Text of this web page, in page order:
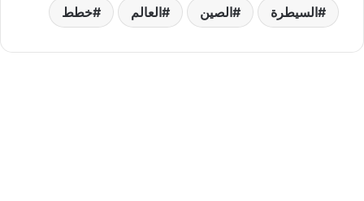
السيطرة الصين العالم خطط